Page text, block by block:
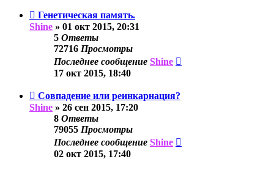
Генетическая память.
Shine » 01 окт 2015, 20:31
5 Ответы
72716 Просмотры
Последнее сообщение Shine
17 окт 2015, 18:40
Совпадение или реинкарнация?
Shine » 26 сен 2015, 17:20
8 Ответы
79055 Просмотры
Последнее сообщение Shine
02 окт 2015, 17:40